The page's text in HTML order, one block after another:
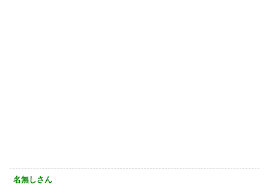
名無しさん